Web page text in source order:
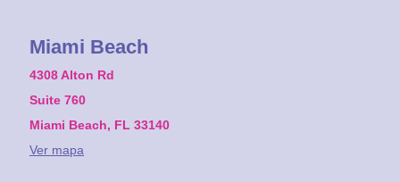
Miami Beach
4308 Alton Rd
Suite 760
Miami Beach, FL 33140
Ver mapa